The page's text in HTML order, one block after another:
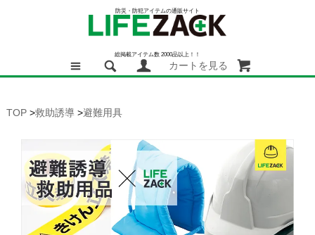
防災・防犯アイテムの通販サイト
総掲載アイテム数 2000品以上！！
カートを見る
TOP >救助誘導 >避難用具